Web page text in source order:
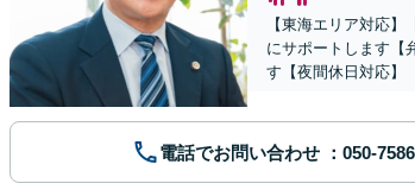
【東海エリア対応
にサポートします【
す【夜間休日対応】
電話でお問い合わせ